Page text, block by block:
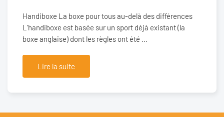
Handiboxe La boxe pour tous au-delà des différences
L’handiboxe est basée sur un sport déjà existant (la
boxe anglaise) dont les règles ont été …
Lire la suite